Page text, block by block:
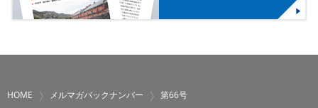
HOME メルマガバックナンバー 第66号